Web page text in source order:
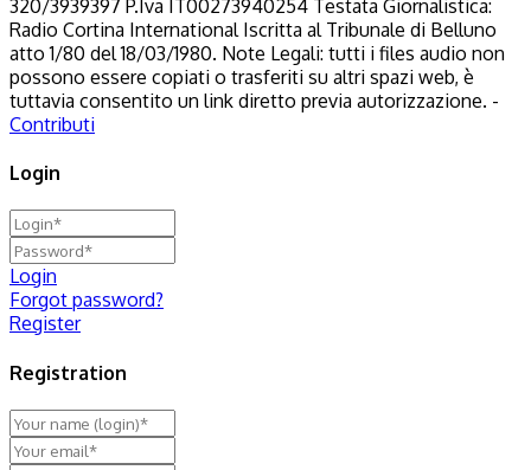
320/3939397 P.Iva IT00273940254 Testata Giornalistica:
Radio Cortina International Iscritta al Tribunale di Belluno
atto 1/80 del 18/03/1980. Note Legali: tutti i files audio non
possono essere copiati o trasferiti su altri spazi web, è
tuttavia consentito un link diretto previa autorizzazione. -
Contributi
Login
Login
Forgot password?
Register
Registration